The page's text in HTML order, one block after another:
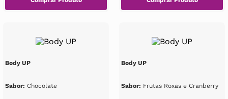
Body UP
Sabor: Chocolate
Body UP
Sabor: Frutas Roxas e Cranberry